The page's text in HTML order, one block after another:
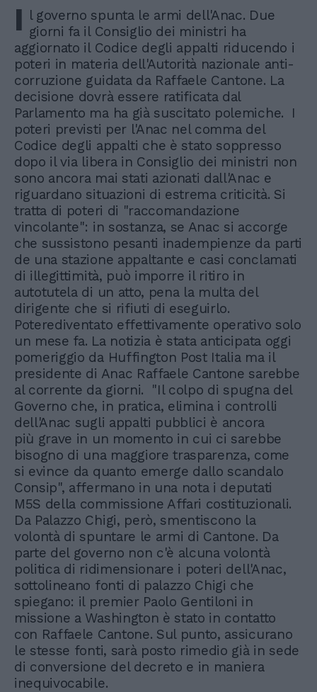
I l governo spunta le armi dell'Anac. Due
giorni fa il Consiglio dei ministri ha
aggiornato il Codice degli appalti riducendo i
poteri in materia dell'Autorità nazionale anti-
corruzione guidata da Raffaele Cantone. La
decisione dovrà essere ratificata dal
Parlamento ma ha già suscitato polemiche. I
poteri previsti per l'Anac nel comma del
Codice degli appalti che è stato soppresso
dopo il via libera in Consiglio dei ministri non
sono ancora mai stati azionati dall'Anac e
riguardano situazioni di estrema criticità. Si
tratta di poteri di "raccomandazione
vincolante": in sostanza, se Anac si accorge
che sussistono pesanti inadempienze da parti
de una stazione appaltante e casi conclamati
di illegittimità, può imporre il ritiro in
autotutela di un atto, pena la multa del
dirigente che si rifiuti di eseguirlo.
Poterediventato effettivamente operativo solo
un mese fa. La notizia è stata anticipata oggi
pomeriggio da Huffington Post Italia ma il
presidente di Anac Raffaele Cantone sarebbe
al corrente da giorni. "Il colpo di spugna del
Governo che, in pratica, elimina i controlli
dell'Anac sugli appalti pubblici è ancora
più grave in un momento in cui ci sarebbe
bisogno di una maggiore trasparenza, come
si evince da quanto emerge dallo scandalo
Consip", affermano in una nota i deputati
M5S della commissione Affari costituzionali.
Da Palazzo Chigi, però, smentiscono la
volontà di spuntare le armi di Cantone. Da
parte del governo non c'è alcuna volontà
politica di ridimensionare i poteri dell'Anac,
sottolineano fonti di palazzo Chigi che
spiegano: il premier Paolo Gentiloni in
missione a Washington è stato in contatto
con Raffaele Cantone. Sul punto, assicurano
le stesse fonti, sarà posto rimedio già in sede
di conversione del decreto e in maniera
inequivocabile.